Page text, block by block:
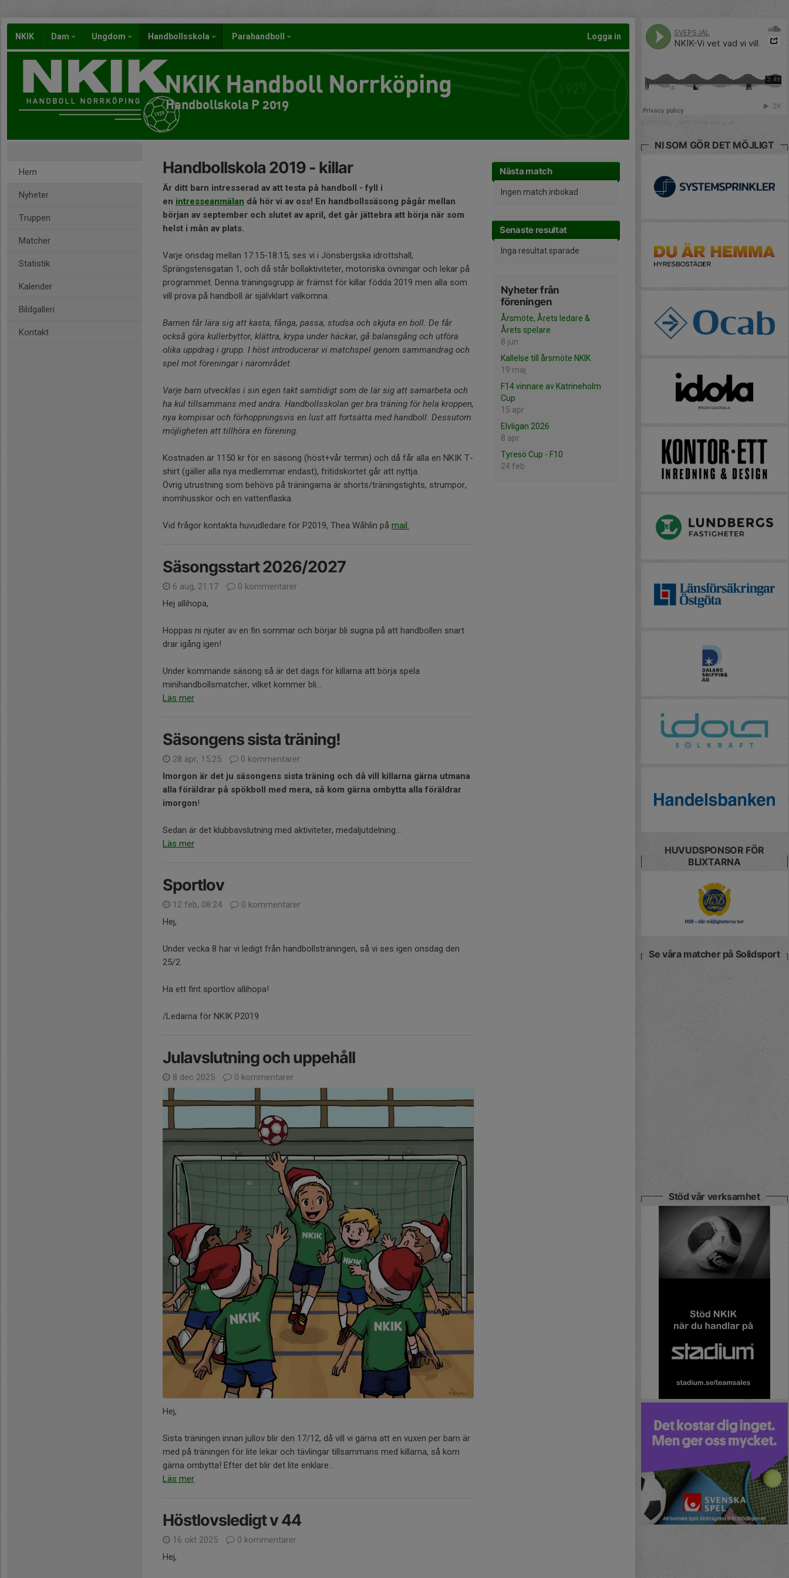
NKIK Dam Ungdom Handbollsskola Parahandboll Logga in
NKIK Handboll Norrköping
Handbollskola P 2019
Hem
Nyheter
Truppen
Matcher
Statistik
Kalender
Bildgalleri
Kontakt
Nästa match
Ingen match inbokad
Senaste resultat
Inga resultat sparade
Nyheter från
föreningen
Årsmöte, Årets ledare &
Årets spelare
8 jun
Kallelse till årsmöte NKIK
19 maj
F14 vinnare av Katrineholm
Cup
15 apr
Elvligan 2026
8 apr
Tyresö Cup - F10
24 feb
Handbollskola 2019 - killar
Är ditt barn intresserad av att testa på handboll - fyll i
en intresseanmälan då hör vi av oss! En handbollssäsong pågår mellan
början av september och slutet av april, det går jättebra att börja när som
helst i mån av plats.
Varje onsdag mellan 17:15-18:15, ses vi i Jönsbergska idrottshall,
Sprängstensgatan 1, och då står bollaktiviteter, motoriska övningar och lekar på
programmet. Denna träningsgrupp är främst för killar födda 2019 men alla som
vill prova på handboll är självklart välkomna.
Barnen får lära sig att kasta, fånga, passa, studsa och skjuta en boll. De får
också göra kullerbyttor, klättra, krypa under häckar, gå balansgång och utföra
olika uppdrag i grupp. I höst introducerar vi matchspel genom sammandrag och
spel mot föreningar i närområdet.
Varje barn utvecklas i sin egen takt samtidigt som de lär sig att samarbeta och
ha kul tillsammans med andra. Handbollsskolan ger bra träning för hela kroppen,
nya kompisar och förhoppningsvis en lust att fortsätta med handboll. Dessutom
möjligheten att tillhöra en förening.
Kostnaden är 1150 kr för en säsong (höst+vår termin) och då får alla en NKIK T-
shirt (gäller alla nya medlemmar endast), fritidskortet går att nyttja.
Övrig utrustning som behövs på träningarna är shorts/träningstights, strumpor,
inomhusskor och en vattenflaska.
Vid frågor kontakta huvudledare för P2019, Thea Wåhlin på mail.
Säsongsstart 2026/2027
6 aug, 21:17
0 kommentarer
Hej allihopa,
Hoppas ni njuter av en fin sommar och börjar bli sugna på att handbollen snart
drar igång igen!
Under kommande säsong så är det dags för killarna att börja spela
minihandbollsmatcher, vilket kommer bli...
Läs mer
Säsongens sista träning!
28 apr, 15:25
0 kommentarer
Imorgon är det ju säsongens sista träning och då vill killarna gärna utmana
alla föräldrar på spökboll med mera, så kom gärna ombytta alla föräldrar
imorgon!
Sedan är det klubbavslutning med aktiviteter, medaljutdelning...
Läs mer
Sportlov
12 feb, 08:24
0 kommentarer
Hej,
Under vecka 8 har vi ledigt från handbollsträningen, så vi ses igen onsdag den
25/2.
Ha ett fint sportlov allihopa!
/Ledarna för NKIK P2019
Julavslutning och uppehåll
8 dec 2025 0 kommentarer
Hej,
Sista träningen innan jullov blir den 17/12, då vill vi gärna att en vuxen per barn är
med på träningen för lite lekar och tävlingar tillsammans med killarna, så kom
gärna ombytta! Efter det blir det lite enklare...
Läs mer
Höstlovsledigt v 44
16 okt 2025
0 kommentarer
Hej,
NI SOM GÖR DET MÖJLIGT
HUVUDSPONSOR FÖR
BLIXTARNA
Se våra matcher på Solidsport
Stöd vår verksamhet